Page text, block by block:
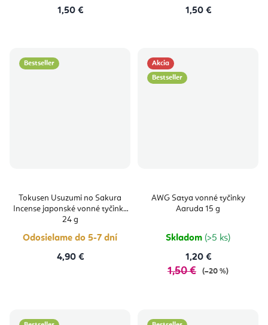
1,50 €
1,50 €
Bestseller
Tokusen Usuzumi no Sakura
Incense japonské vonné tyčinky
24 g
Odosielame do 5-7 dní
4,90 €
Akcia
Bestseller
AWG Satya vonné tyčinky
Aaruda 15 g
Skladom (>5 ks)
1,20 €
1,50 € (–20 %)